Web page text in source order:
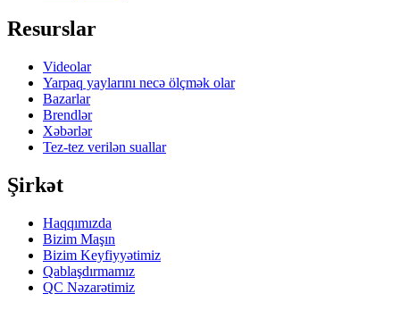
Resurslar
Videolar
Yarpaq yaylarını necə ölçmək olar
Bazarlar
Brendlər
Xəbərlər
Tez-tez verilən suallar
Şirkət
Haqqımızda
Bizim Maşın
Bizim Keyfiyyətimiz
Qablaşdırmamız
QC Nəzarətimiz